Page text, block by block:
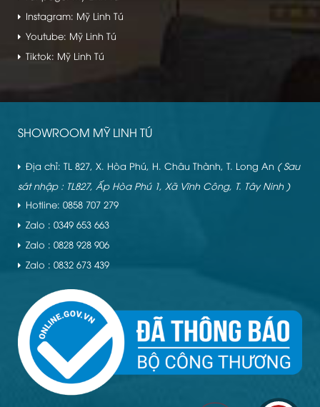
Instagram: Mỹ Linh Tú
Youtube: Mỹ Linh Tú
Tiktok: Mỹ Linh Tú
SHOWROOM MỸ LINH TÚ
Địa chỉ: TL 827, X. Hòa Phú, H. Châu Thành, T. Long An ( Sau
sát nhập : TL827, Ấp Hòa Phú 1, Xã Vĩnh Công, T. Tây Ninh )
Hotline: 0858 707 279
Zalo : 0349 653 663
Zalo : 0828 928 906
Zalo : 0832 673 439